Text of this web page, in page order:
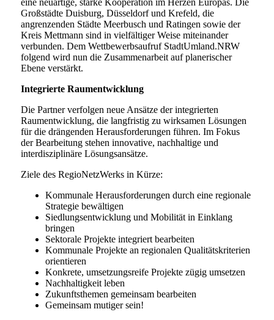
eine neuartige, starke Kooperation im Herzen Europas. Die
Großstädte Duisburg, Düsseldorf und Krefeld, die
angrenzenden Städte Meerbusch und Ratingen sowie der
Kreis Mettmann sind in vielfältiger Weise miteinander
verbunden. Dem Wettbewerbsaufruf StadtUmland.NRW
folgend wird nun die Zusammenarbeit auf planerischer
Ebene verstärkt.
Integrierte Raumentwicklung
Die Partner verfolgen neue Ansätze der integrierten
Raumentwicklung, die langfristig zu wirksamen Lösungen
für die drängenden Herausforderungen führen. Im Fokus
der Bearbeitung stehen innovative, nachhaltige und
interdisziplinäre Lösungsansätze.
Ziele des RegioNetzWerks in Kürze:
Kommunale Herausforderungen durch eine regionale
Strategie bewältigen
Siedlungsentwicklung und Mobilität in Einklang
bringen
Sektorale Projekte integriert bearbeiten
Kommunale Projekte an regionalen Qualitätskriterien
orientieren
Konkrete, umsetzungsreife Projekte zügig umsetzen
Nachhaltigkeit leben
Zukunftsthemen gemeinsam bearbeiten
Gemeinsam mutiger sein!